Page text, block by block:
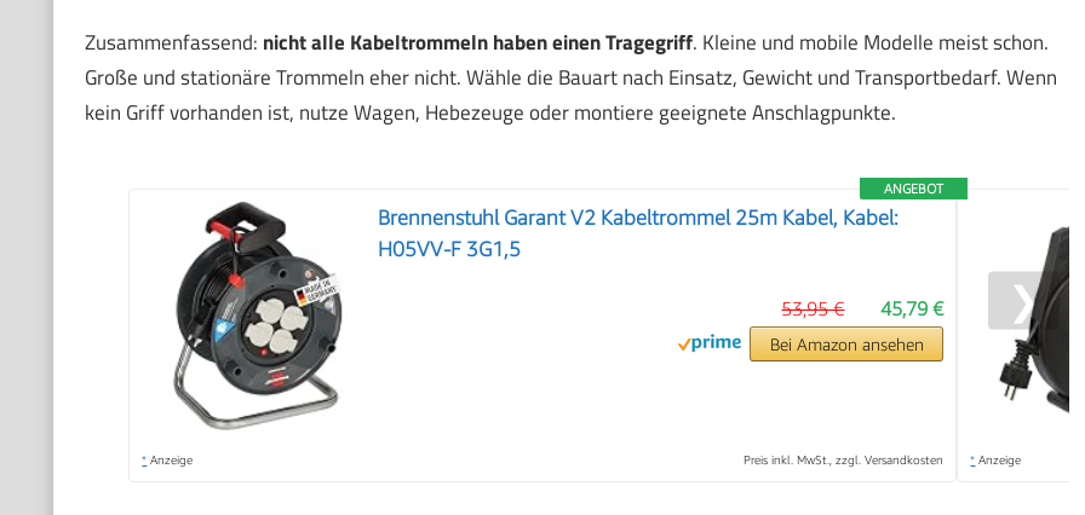
Zusammenfassend: nicht alle Kabeltrommeln haben einen Tragegriff. Kleine und mobile Modelle meist schon.
Große und stationäre Trommeln eher nicht. Wähle die Bauart nach Einsatz, Gewicht und Transportbedarf. Wenn
kein Griff vorhanden ist, nutze Wagen, Hebezeuge oder montiere geeignete Anschlagpunkte.
ANGEBOT
Brennenstuhl Garant V2 Kabeltrommel 25m Kabel, Kabel:
H05VV-F 3G1,5
45,79 €
53,95 €
Bei Amazon ansehen
* Anzeige Preis inkl. MwSt., zzgl. Versandkosten * Anzeige
❯